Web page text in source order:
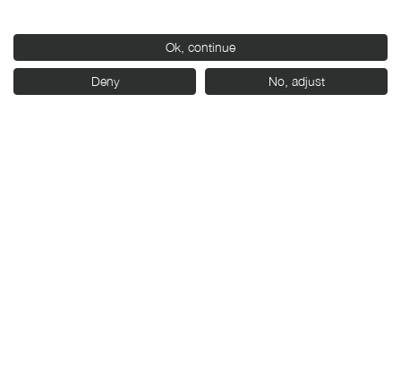
Ok, continue
Deny No, adjust